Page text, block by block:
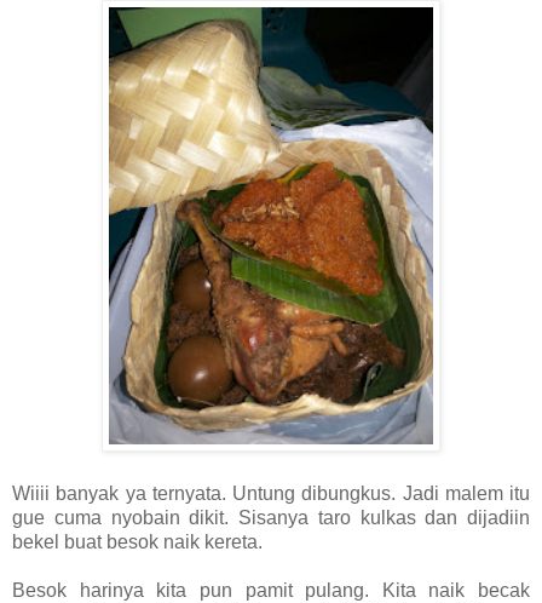
Wiiii banyak ya ternyata. Untung dibungkus. Jadi malem itu
gue cuma nyobain dikit. Sisanya taro kulkas dan dijadiin
bekel buat besok naik kereta.
Besok harinya kita pun pamit pulang. Kita naik becak